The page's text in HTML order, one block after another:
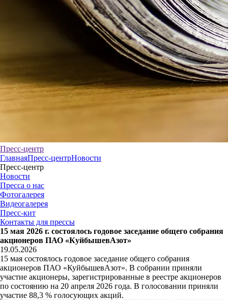
Пресс-центр
ГлавнаяПресс-центрНовости
Пресс-центр
Новости
Пресса о нас
Фотогалерея
Видеогалерея
Пресс-кит
Контакты для прессы
15 мая 2026 г. состоялось годовое заседание общего собрания
акционеров ПАО «КуйбышевАзот»
19.05.2026
15 мая состоялось годовое заседание общего собрания
акционеров ПАО «КуйбышевАзот». В собрании приняли
участие акционеры, зарегистрированные в реестре акционеров
по состоянию на 20 апреля 2026 года. В голосовании приняли
участие 88,3 % голосующих акций.